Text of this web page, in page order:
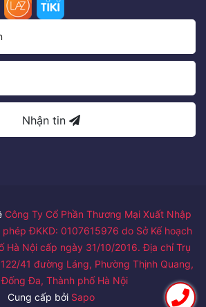
Nhận tin
Công Ty Cổ Phần Thương Mại Xuất Nhập
phép ĐKKD: 0107615976 do Sở Kế hoạch
Hà Nội cấp ngày 31/10/2016. Địa chỉ Trụ
41 đường Láng, Phường Thịnh Quang,
Đống Đa, Thành phố Hà Nội
Cung cấp bởi Sapo